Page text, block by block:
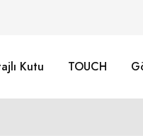
Kutu TOUCH